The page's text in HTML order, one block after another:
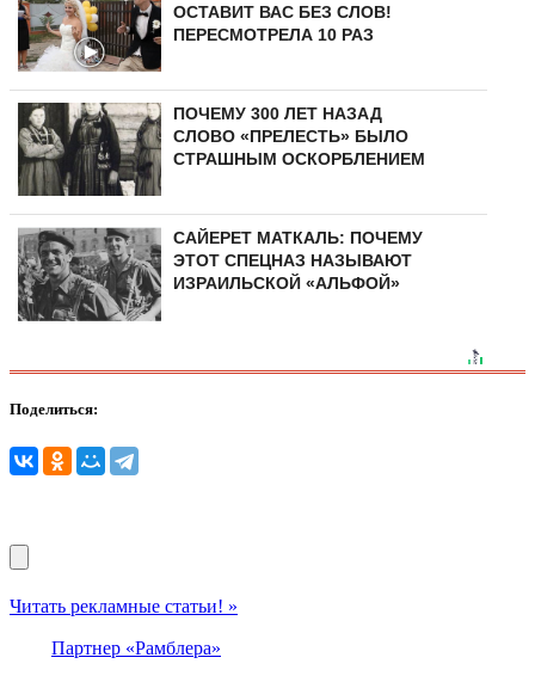
ОСТАВИТ ВАС БЕЗ СЛОВ!
ПЕРЕСМОТРЕЛА 10 РАЗ
ПОЧЕМУ 300 ЛЕТ НАЗАД
СЛОВО «ПРЕЛЕСТЬ» БЫЛО
СТРАШНЫМ ОСКОРБЛЕНИЕМ
САЙЕРЕТ МАТКАЛЬ: ПОЧЕМУ
ЭТОТ СПЕЦНАЗ НАЗЫВАЮТ
ИЗРАИЛЬСКОЙ «АЛЬФОЙ»
Поделиться:
Читать рекламные статьи! »
Партнер «Рамблера»